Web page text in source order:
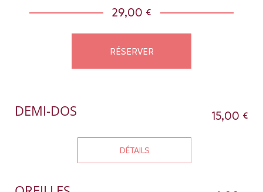
RÉSERVER
29,00 €
DEMI-DOS 15,00 €
DÉTAILS